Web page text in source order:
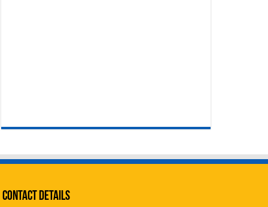
Contact Details